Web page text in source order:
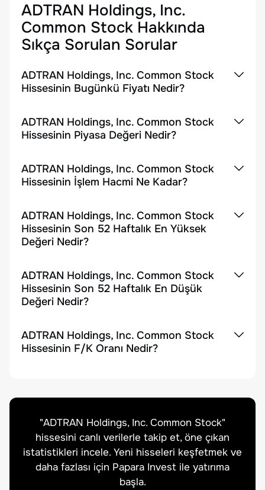
ADTRAN Holdings, Inc.
Common Stock Hakkında
Sıkça Sorulan Sorular
ADTRAN Holdings, Inc. Common Stock
Hissesinin Bugünkü Fiyatı Nedir?
ADTRAN Holdings, Inc. Common Stock
Hissesinin Piyasa Değeri Nedir?
ADTRAN Holdings, Inc. Common Stock
Hissesinin İşlem Hacmi Ne Kadar?
ADTRAN Holdings, Inc. Common Stock
Hissesinin Son 52 Haftalık En Yüksek
Değeri Nedir?
ADTRAN Holdings, Inc. Common Stock
Hissesinin Son 52 Haftalık En Düşük
Değeri Nedir?
ADTRAN Holdings, Inc. Common Stock
Hissesinin F/K Oranı Nedir?
"ADTRAN Holdings, Inc. Common Stock"
hissesini canlı verilerle takip et, öne çıkan
istatistikleri incele. Yeni hisseleri keşfetmek ve
daha fazlası için Papara Invest ile yatırıma
başla.